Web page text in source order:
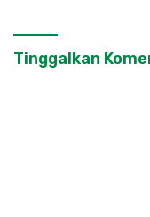
Tinggalkan